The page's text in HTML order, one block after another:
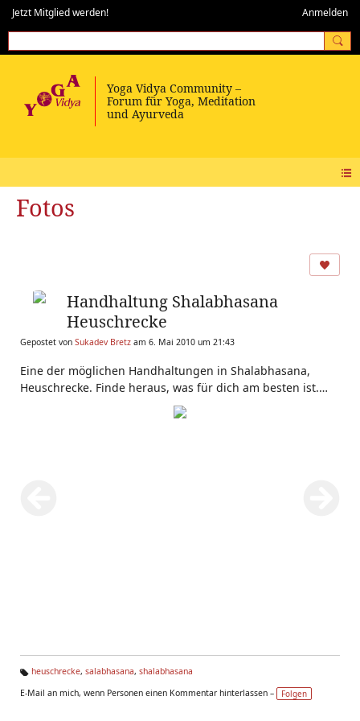
Jetzt Mitglied werden! Anmelden
Fotos
Handhaltung Shalabhasana
Heuschrecke
Gepostet von Sukadev Bretz am 6. Mai 2010 um 21:43
Eine der möglichen Handhaltungen in Shalabhasana,
Heuschrecke. Finde heraus, was für dich am besten ist.
vidya.de/Asana_Uebungsplaene/Heuschrecke-
g
heuschrecke, salabhasana, shalabhasana
E-Mail an mich, wenn Personen einen Kommentar hinterlassen –
Folgen